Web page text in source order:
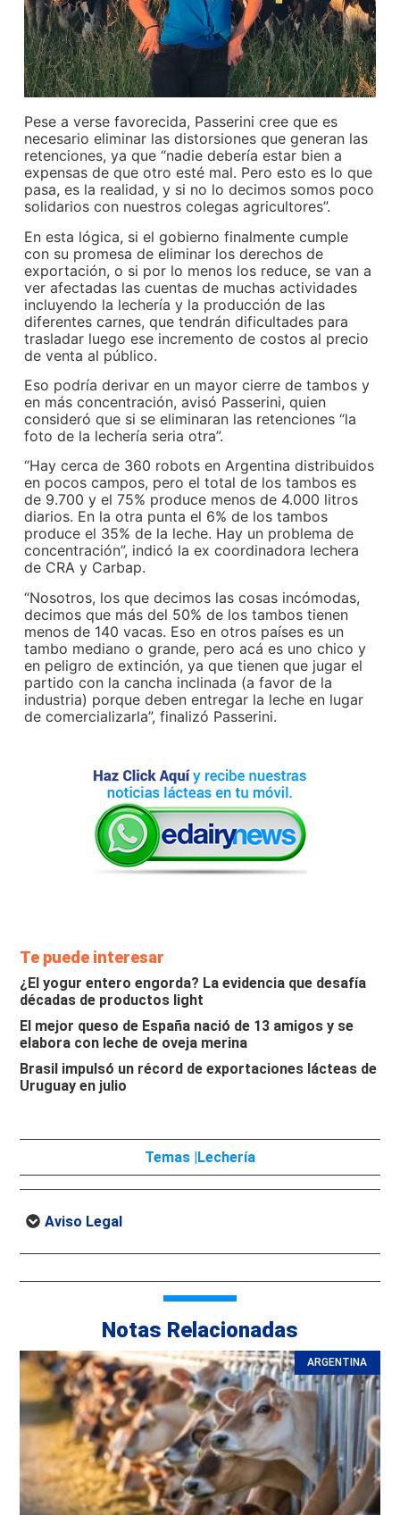
Pese a verse favorecida, Passerini cree que es
necesario eliminar las distorsiones que generan las
retenciones, ya que “nadie debería estar bien a
expensas de que otro esté mal. Pero esto es lo que
pasa, es la realidad, y si no lo decimos somos poco
solidarios con nuestros colegas agricultores”.
En esta lógica, si el gobierno finalmente cumple
con su promesa de eliminar los derechos de
exportación, o si por lo menos los reduce, se van a
ver afectadas las cuentas de muchas actividades
incluyendo la lechería y la producción de las
diferentes carnes, que tendrán dificultades para
trasladar luego ese incremento de costos al precio
de venta al público.
Eso podría derivar en un mayor cierre de tambos y
en más concentración, avisó Passerini, quien
consideró que si se eliminaran las retenciones “la
foto de la lechería seria otra”.
“Hay cerca de 360 robots en Argentina distribuidos
en pocos campos, pero el total de los tambos es
de 9.700 y el 75% produce menos de 4.000 litros
diarios. En la otra punta el 6% de los tambos
produce el 35% de la leche. Hay un problema de
concentración”, indicó la ex coordinadora lechera
de CRA y Carbap.
“Nosotros, los que decimos las cosas incómodas,
decimos que más del 50% de los tambos tienen
menos de 140 vacas. Eso en otros países es un
tambo mediano o grande, pero acá es uno chico y
en peligro de extinción, ya que tienen que jugar el
partido con la cancha inclinada (a favor de la
industria) porque deben entregar la leche en lugar
de comercializarla”, finalizó Passerini.
Te puede interesar
¿El yogur entero engorda? La evidencia que desafía
décadas de productos light
El mejor queso de España nació de 13 amigos y se
elabora con leche de oveja merina
Brasil impulsó un récord de exportaciones lácteas de
Uruguay en julio
Temas |Lechería
Aviso Legal
Notas Relacionadas
ARGENTINA